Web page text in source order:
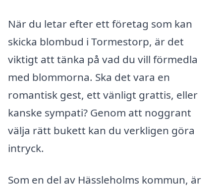
När du letar efter ett företag som kan
skicka blombud i Tormestorp, är det
viktigt att tänka på vad du vill förmedla
med blommorna. Ska det vara en
romantisk gest, ett vänligt grattis, eller
kanske sympati? Genom att noggrant
välja rätt bukett kan du verkligen göra
intryck.
Som en del av Hässleholms kommun, är